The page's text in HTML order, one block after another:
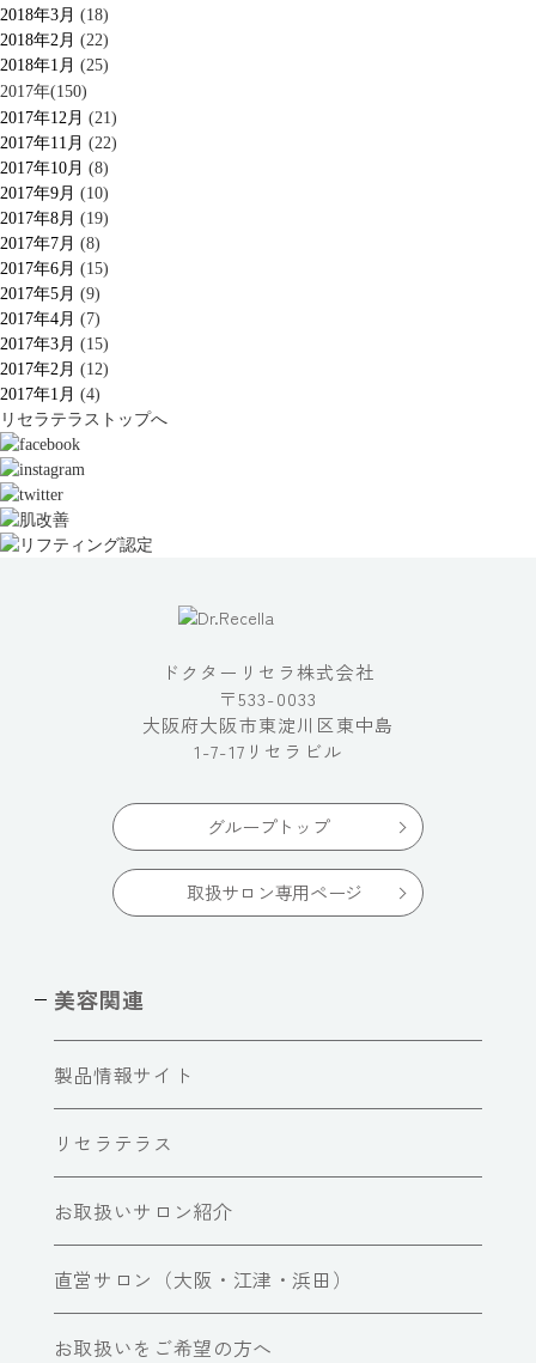
2018年3月 (18)
2018年2月 (22)
2018年1月 (25)
2017年(150)
2017年12月 (21)
2017年11月 (22)
2017年10月 (8)
2017年9月 (10)
2017年8月 (19)
2017年7月 (8)
2017年6月 (15)
2017年5月 (9)
2017年4月 (7)
2017年3月 (15)
2017年2月 (12)
2017年1月 (4)
リセラテラストップへ
ドクターリセラ株式会社
〒533-0033
大阪府大阪市東淀川区東中島
1-7-17リセラビル
グループトップ
取扱サロン専用ページ
美容関連
製品情報サイト
リセラテラス
お取扱いサロン紹介
直営サロン（大阪・江津・浜田）
お取扱いをご希望の方へ